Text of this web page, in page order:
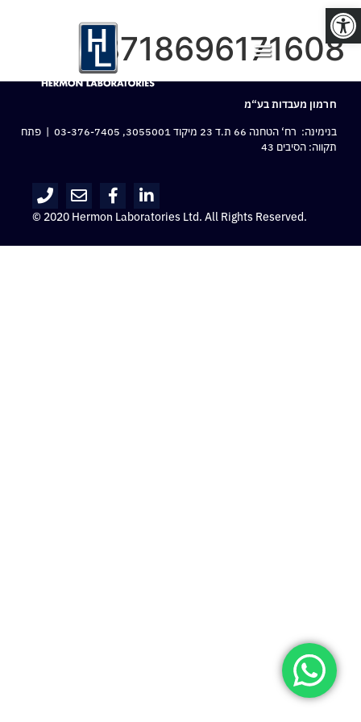
פתח סרגל נגישות
8718696171608
חרמון מעבדות בע“מ
בנימינה: רח‘ הטחנה 66 ת.ד 23 מיקוד 3055001,
03-376-7405 | פתח
תקווה: הסיבים 43
© 2020 Hermon Laboratories Ltd. All Rights Reserved.